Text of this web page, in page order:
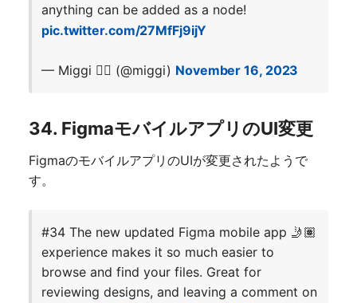
anything can be added as a node!
pic.twitter.com/27MfFj9ijY
— Miggi ✌🏽 (@miggi) November 16, 2023
34. FigmaモバイルアプリのUI変更
FigmaのモバイルアプリのUIが変更されたようで
す。
#34 The new updated Figma mobile app 🤳🏽
experience makes it so much easier to
browse and find your files. Great for
reviewing designs, and leaving a comment on